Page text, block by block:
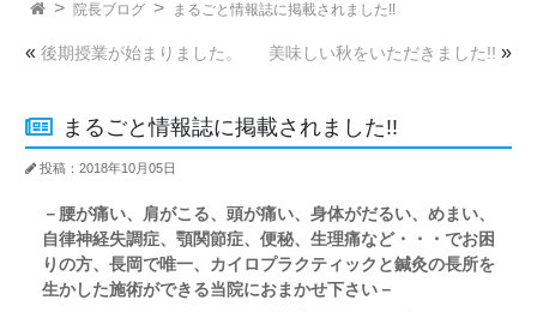
院長ブログ まるごと情報誌に掲載されました!!
« 後期授業が始まりました。 美味しい秋をいただきました!! »
まるごと情報誌に掲載されました!!
投稿：2018年10月05日
－腰が痛い、肩がこる、頭が痛い、身体がだるい、めまい、
自律神経失調症、顎関節症、便秘、生理痛など・・・でお困
りの方、長岡で唯一、カイロプラクティックと鍼灸の長所を
生かした施術ができる当院におまかせ下さい－